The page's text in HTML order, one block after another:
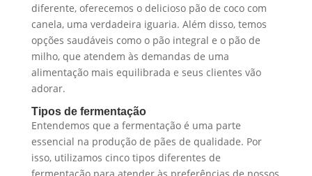
diferente, oferecemos o delicioso pão de coco com
canela, uma verdadeira iguaria. Além disso, temos
opções saudáveis como o pão integral e o pão de
milho, que atendem às demandas de uma
alimentação mais equilibrada e seus clientes vão
adorar.
Tipos de fermentação
Entendemos que a fermentação é uma parte
essencial na produção de pães de qualidade. Por
isso, utilizamos cinco tipos diferentes de